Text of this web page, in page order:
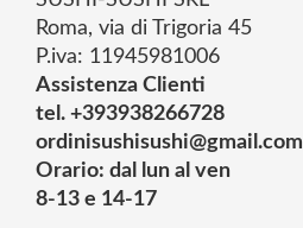
Roma, via di Trigoria 45
P.iva: 11945981006
Assistenza Clienti
tel. +393938266728
ordinisushisushi@gmail.com
Orario: dal lun al ven
8-13 e 14-17